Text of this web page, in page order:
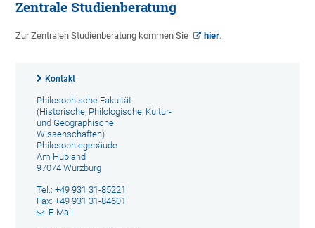
Zentrale Studienberatung
Zur Zentralen Studienberatung kommen Sie hier.
Kontakt
Philosophische Fakultät
(Historische, Philologische, Kultur-
und Geographische
Wissenschaften)
Philosophiegebäude
Am Hubland
97074 Würzburg
Tel.: +49 931 31-85221
Fax: +49 931 31-84601
E-Mail